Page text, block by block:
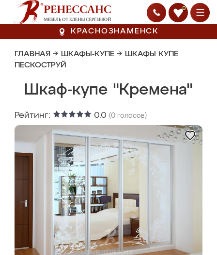
0
КРАСНОЗНАМЕНСК
ГЛАВНАЯ → ШКАФЫ-КУПЕ → ШКАФЫ КУПЕ
ПЕСКОСТРУЙ
Шкаф-купе "Кремена"
Рейтинг: 0.0 (0 голосов)